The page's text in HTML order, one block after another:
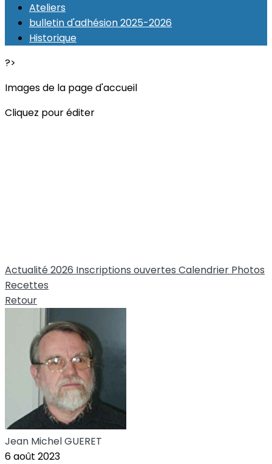
Ateliers
bulletin d'adhésion 2025-2026
Historique
?>
Images de la page d'accueil
Cliquez pour éditer
Actualité 2026 Inscriptions ouvertes Calendrier Photos
Recettes
Retour
Jean Michel GUERET
6 août 2023